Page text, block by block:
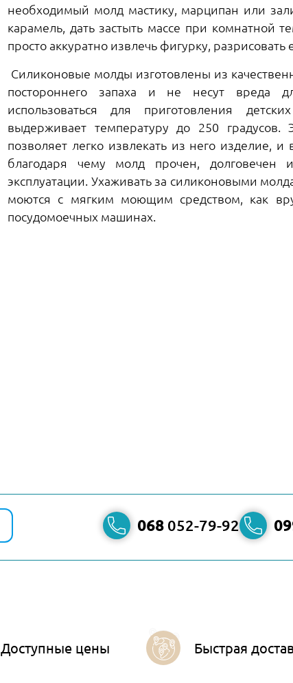
необходимый молд мастику, марципан или
карамель, дать застыть массе при комнатной
просто аккуратно извлечь фигурку,
Силиконовые молды изготовлены из
постороннего запаха и не несут вреда
использоваться для приготовления
выдерживает температуру до 250 градусов.
позволяет легко извлекать из него изделие,
благодаря чему молд прочен,
эксплуатации. Ухаживать за силиконовыми
моются с мягким моющим средством, как
посудомоечных машинах.
068 052-79-92
Доступные цены Быстрая